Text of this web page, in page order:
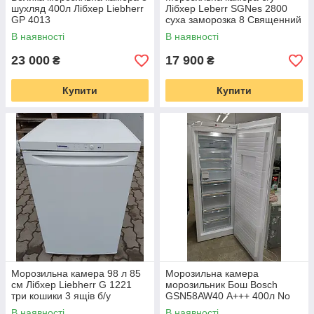
консультації і оформлення замовлення. Інтернет-
магазин TechnoExpert працює для вас 7 днів на
Приступити до замовлення
шухляд 400л Лібхер Liebherr
GP 4013
В наявності
23 000 ₴
Купити
Лібхер Leberr SGNes 2800
суха заморозка 8 Священний
В наявності
17 900 ₴
Купити
Морозильна камера 98 л 85
см Лібхер Liebherr G 1221
три кошики 3 ящів б/у
Морозильна камера
морозильник Бош Bosch
GSN58AW40 А+++ 400л No
Frost